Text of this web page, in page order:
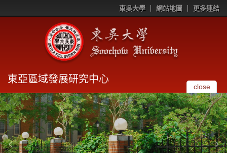
東吳大學 網站地圖 更多連結
東亞區域發展研究中心
close